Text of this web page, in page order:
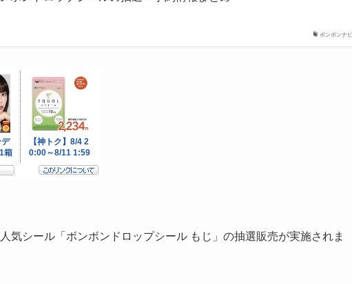
ボンボンナビ
気シール「ボンボンドロップシール もじ」の抽選販売が実施されま